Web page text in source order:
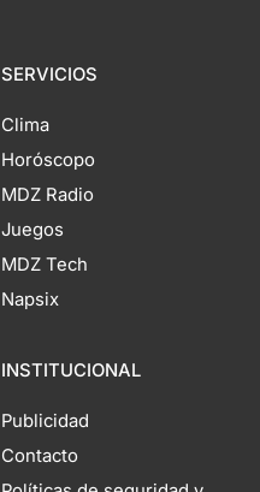
SERVICIOS
Clima
Horóscopo
MDZ Radio
Juegos
MDZ Tech
Napsix
INSTITUCIONAL
Publicidad
Contacto